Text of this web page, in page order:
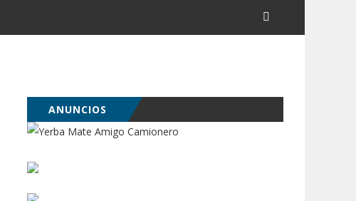
ANUNCIOS